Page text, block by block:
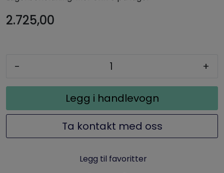
2.725,00
- +
Legg i handlevogn
Ta kontakt med oss
Legg til favoritter